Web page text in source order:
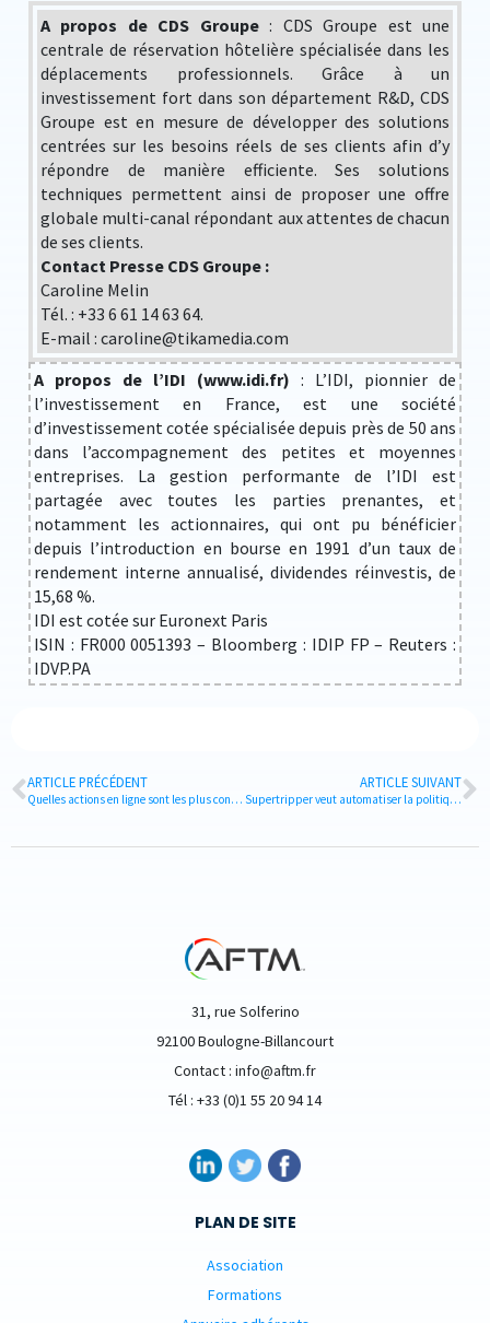
A propos de CDS Groupe: CDS Groupe est une
centrale de réservation hôtelière spécialisée dans les
déplacements professionnels. Grâce à un
investissement fort dans son département R&D, CDS
Groupe est en mesure de développer des solutions
centrées sur les besoins réels de ses clients afin d’y
répondre de manière efficiente. Ses solutions
techniques permettent ainsi de proposer une offre
globale multi-canal répondant aux attentes de chacun
de ses clients.
Contact Presse CDS Groupe :
Caroline Melin
Tél. : +33 6 61 14 63 64.
E-mail : caroline@tikamedia.com
A propos de l’IDI (www.idi.fr) : L’IDI, pionnier de
l’investissement en France, est une société
d’investissement cotée spécialisée depuis près de 50 ans
dans l’accompagnement des petites et moyennes
entreprises. La gestion performante de l’IDI est
partagée avec toutes les parties prenantes, et
notamment les actionnaires, qui ont pu bénéficier
depuis l’introduction en bourse en 1991 d’un taux de
rendement interne annualisé, dividendes réinvestis, de
15,68 %.
IDI est cotée sur Euronext Paris
ISIN : FR000 0051393 – Bloomberg : IDIP FP – Reuters :
IDVP.PA
ARTICLE PRÉCÉDENT
Quelles actions en ligne sont les plus consommatrices d’énergie ?
ARTICLE SUIVANT
Supertripper veut automatiser la politique voyage et compenser le carbone directement en ligne – Interview de Maxime Pialat, CEO
31, rue Solferino
92100 Boulogne-Billancourt
Contact : info@aftm.fr
Tél : +33 (0)1 55 20 94 14
PLAN DE SITE
Association
Formations